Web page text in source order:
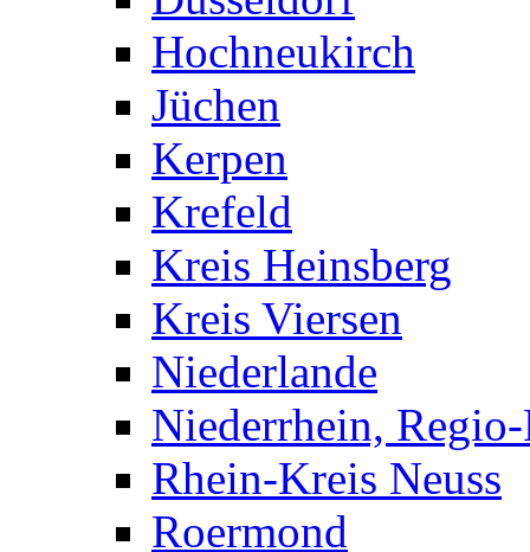
Hochneukirch
Jüchen
Kerpen
Krefeld
Kreis Heinsberg
Kreis Viersen
Niederlande
Niederrhein,
Rhein-Kreis Neuss
Roermond